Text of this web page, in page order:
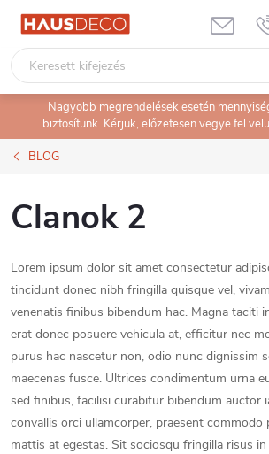
Ugrás
tartalomhoz
Nagyobb megrendelések esetén
biztosítunk. Kérjük, előzetesen vegye fel
BLOG
Clanok 2
Lorem ipsum dolor sit amet consectetur
tincidunt donec nibh fringilla quisque vel,
venenatis finibus bibendum hac. Magna taciti
erat donec posuere vehicula at, efficitur nec
purus hac nascetur non, odio nunc dignissim
maecenas fusce. Ultrices condimentum urna
sed finibus, facilisi curabitur bibendum auctor
convallis orci ullamcorper, praesent commodo
mattis at egestas. Sit sociosqu fringilla risus